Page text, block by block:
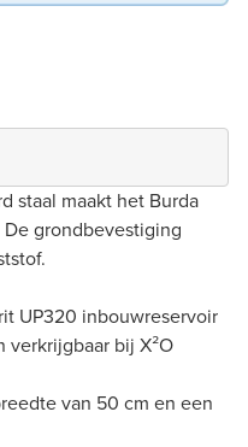
staal maakt het Burda
grondbevestiging
UP320 inbouwreservoir
bij X²O
van 50 cm en een